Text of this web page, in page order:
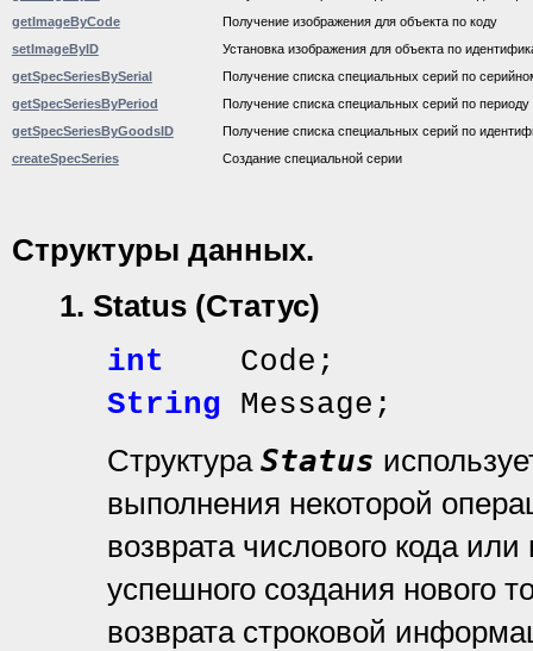
getImageByCode
Получение изображения для объекта по коду
setImageByID
Установка изображения для объекта по
getSpecSeriesBySerial
Получение списка специальных серий по
getSpecSeriesByPeriod
Получение списка специальных серий по периоду
getSpecSeriesByGoodsID
Получение списка специальных серий по
createSpecSeries
Создание специальной серии
Структуры данных.
1. Status (Статус)
int Code;
String Message;
Структура Status
выполнения некоторой
возврата числового кода
успешного создания нового
возврата строковой